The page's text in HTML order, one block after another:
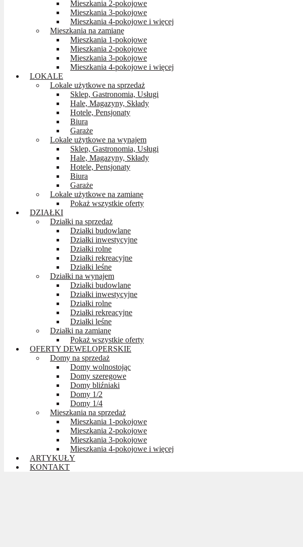
Mieszkania 2-pokojowe
Mieszkania 3-pokojowe
Mieszkania 4-pokojowe i więcej
Mieszkania na zamianę
Mieszkania 1-pokojowe
Mieszkania 2-pokojowe
Mieszkania 3-pokojowe
Mieszkania 4-pokojowe i więcej
LOKALE
Lokale użytkowe na sprzedaż
Sklep, Gastronomia, Usługi
Hale, Magazyny, Składy
Hotele, Pensjonaty
Biura
Garaże
Lokale użytkowe na wynajem
Sklep, Gastronomia, Usługi
Hale, Magazyny, Składy
Hotele, Pensjonaty
Biura
Garaże
Lokale użytkowe na zamianę
Pokaż wszystkie oferty
DZIAŁKI
Działki na sprzedaż
Działki budowlane
Działki inwestycyjne
Działki rolne
Działki rekreacyjne
Działki leśne
Działki na wynajem
Działki budowlane
Działki inwestycyjne
Działki rolne
Działki rekreacyjne
Działki leśne
Działki na zamianę
Pokaż wszystkie oferty
OFERTY DEWELOPERSKIE
Domy na sprzedaż
Domy wolnostojąc
Domy szeregowe
Domy bliźniaki
Domy 1/2
Domy 1/4
Mieszkania na sprzedaż
Mieszkania 1-pokojowe
Mieszkania 2-pokojowe
Mieszkania 3-pokojowe
Mieszkania 4-pokojowe i więcej
ARTYKUŁY
KONTAKT